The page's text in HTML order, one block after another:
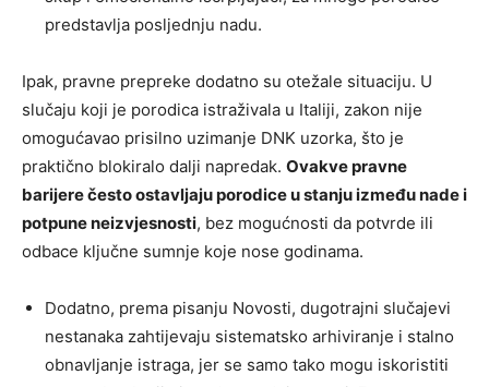
predstavlja posljednju nadu.
Ipak, pravne prepreke dodatno su otežale situaciju. U
slučaju koji je porodica istraživala u Italiji, zakon nije
omogućavao prisilno uzimanje DNK uzorka, što je
praktično blokiralo dalji napredak. Ovakve pravne
barijere često ostavljaju porodice u stanju između nade i
potpune neizvjesnosti, bez mogućnosti da potvrde ili
odbace ključne sumnje koje nose godinama.
Dodatno, prema pisanju Novosti, dugotrajni slučajevi
nestanaka zahtijevaju sistematsko arhiviranje i stalno
obnavljanje istraga, jer se samo tako mogu iskoristiti